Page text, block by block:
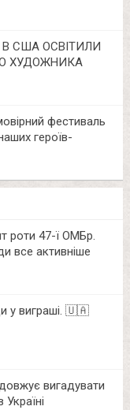
США ОСВІТИЛИ
ХУДОЖНИКА
фестиваль
героїв-
роти 47-ї ОМБр.
все активніше
у виграші. 🇺🇦
вигадувати
Україні